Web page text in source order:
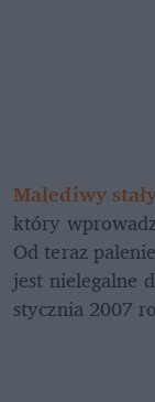
Malediwy
który
Od teraz
jest nielegalne
stycznia 2007